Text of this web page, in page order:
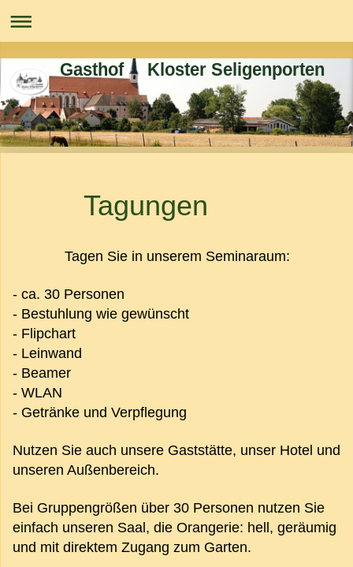
Gasthof Kloster Seligenporten
Tagungen
Tagen Sie in unserem Seminaraum:
- ca. 30 Personen
- Bestuhlung wie gewünscht
- Flipchart
- Leinwand
- Beamer
- WLAN
- Getränke und Verpflegung
Nutzen Sie auch unsere Gaststätte, unser Hotel und
unseren Außenbereich.
Bei Gruppengrößen über 30 Personen nutzen Sie
einfach unseren Saal, die Orangerie: hell, geräumig
und mit direktem Zugang zum Garten.